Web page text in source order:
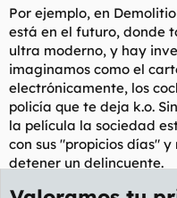
Muy al contrario a mi
más talento, que hay más
nunca antes. Yo no sé si el
estado rodeado de
que sirven como
sensación personal es que
inteligente en conjunto
mediocre y estúpida.
No es un hilo de antes
creado está, folláoslo
respecto.
Por ejemplo, en
está en el futuro, donde
ultra moderno, y hay
imaginamos como el
electrónicamente, los
policía que te deja k.o.
la película la sociedad
con sus "propicios días"
detener un delincuente.